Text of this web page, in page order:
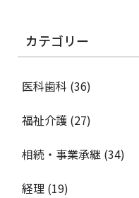
カテゴリー
医科歯科 (36)
福祉介護 (27)
相続・事業承継 (34)
経理 (19)